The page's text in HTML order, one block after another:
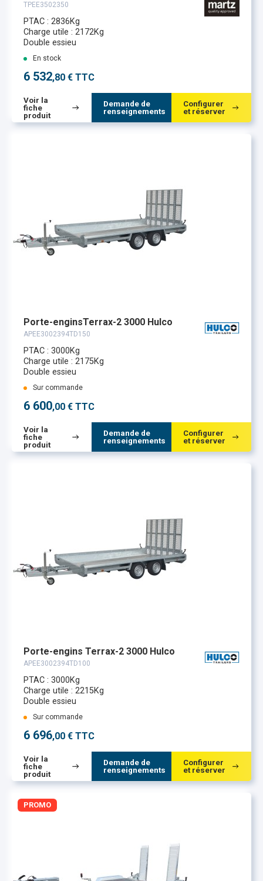
TPEE3502350
PTAC : 2836Kg
Charge utile : 2172Kg
Double essieu
En stock
6 532,80 € TTC
Voir la
fiche
produit
Demande de
renseignements
Configurer
et réserver
Porte-enginsTerrax-2 3000 Hulco
APEE3002394TD150
PTAC : 3000Kg
Charge utile : 2175Kg
Double essieu
Sur commande
6 600,00 € TTC
Voir la
fiche
produit
Demande de
renseignements
Configurer
et réserver
Porte-engins Terrax-2 3000 Hulco
APEE3002394TD100
PTAC : 3000Kg
Charge utile : 2215Kg
Double essieu
Sur commande
6 696,00 € TTC
Voir la
fiche
produit
Demande de
renseignements
Configurer
et réserver
PROMO